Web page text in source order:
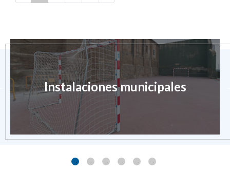
Instalaciones municipales